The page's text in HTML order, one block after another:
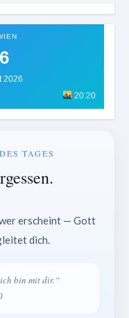
2026
20:20
TAGES
erscheint — Gott
dich.
bin mit dir.“